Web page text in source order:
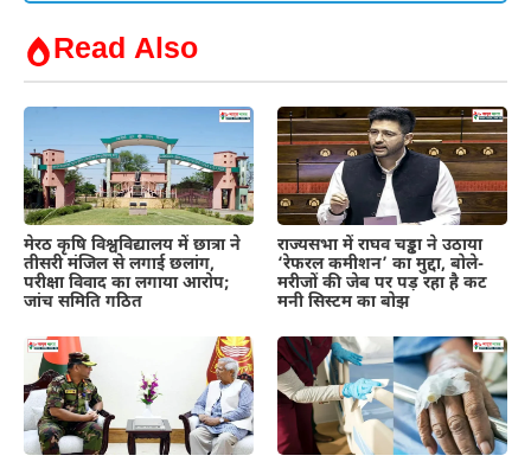
Read Also
मेरठ कृषि विश्वविद्यालय में छात्रा ने
तीसरी मंजिल से लगाई छलांग,
परीक्षा विवाद का लगाया आरोप;
जांच समिति गठित
राज्यसभा में राघव चड्ढा ने उठाया
‘रेफरल कमीशन’ का मुद्दा, बोले-
मरीजों की जेब पर पड़ रहा है कट
मनी सिस्टम का बोझ